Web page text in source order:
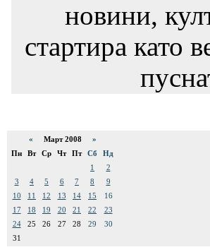
новини,
стартира като
« Март 2008 »
Пн
Вт Ср Чт Пт Сб
Нд
1
2
3
4 5 6 7 8
9
10
11 12 13 14 15
16
17
18 19 20 21 22
23
24
25 26 27 28 29
30
31